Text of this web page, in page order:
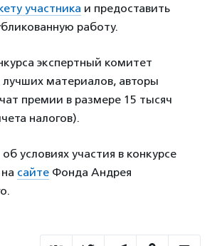
участника и предоставить
работу.
экспертный комитет
материалов, авторы
премии в размере 15 тысяч
налогов).
условиях участия в конкурсе
сайте Фонда Андрея